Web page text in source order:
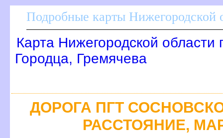
Подробные карты Нижегородской
Карта Нижегородской области
Городца, Гремячева
ДОРОГА ПГТ
РАССТОЯНИЕ,